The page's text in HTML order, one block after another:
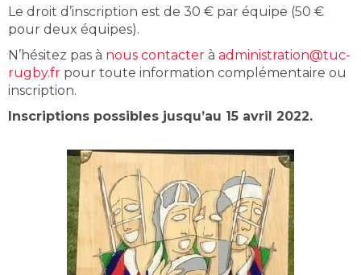
Le droit d’inscription est de 30 € par équipe (50 €
pour deux équipes).
N’hésitez pas à nous contacter à administration@tuc-
rugby.fr pour toute information complémentaire ou
inscription.
Inscriptions possibles jusqu’au 15 avril 2022.